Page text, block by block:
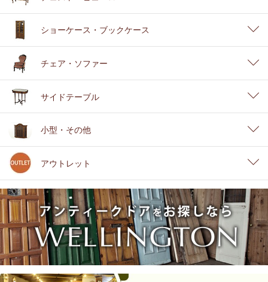
ショーケース・ブックケース
チェア・ソファー
サイドテーブル
小型・その他
アウトレット